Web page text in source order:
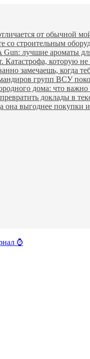
от обычной
со строительным
лучшие ароматы
Катастрофа, которую
замечаешь, когда
групп ВСУ
дома: что важно
доклады в
она выгоднее покупки